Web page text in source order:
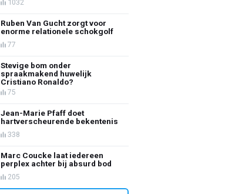
1032
Ruben Van Gucht zorgt voor
enorme relationele schokgolf
77
Stevige bom onder
spraakmakend huwelijk
Cristiano Ronaldo?
75
Jean-Marie Pfaff doet
hartverscheurende bekentenis
338
Marc Coucke laat iedereen
perplex achter bij absurd bod
205